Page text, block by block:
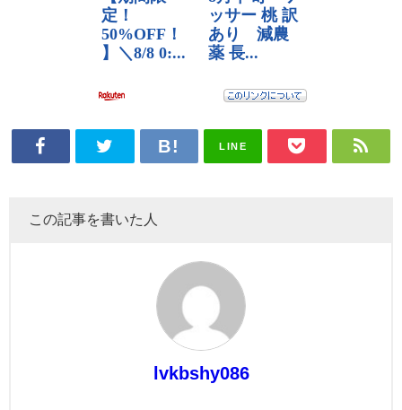
LINE
この記事を書いた人
lvkbshy086